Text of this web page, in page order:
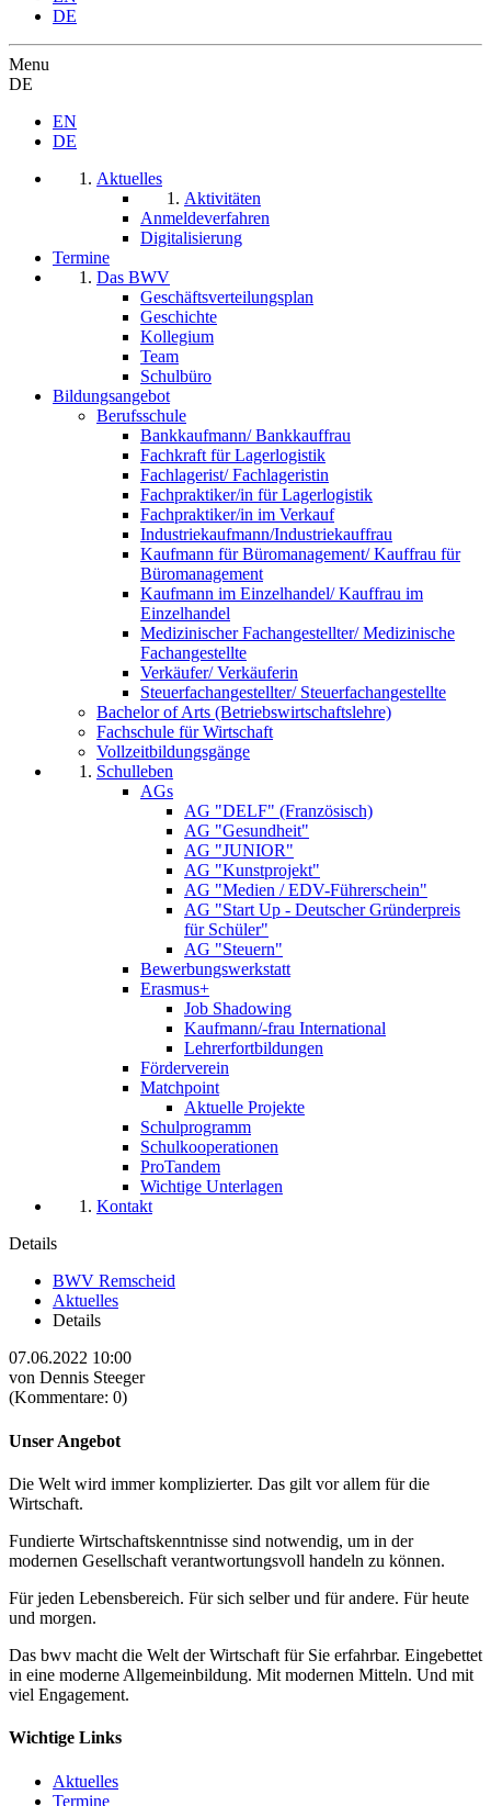
DE
Menu
DE
EN
DE
Aktuelles
Aktivitäten
Anmeldeverfahren
Digitalisierung
Termine
Das BWV
Geschäftsverteilungsplan
Geschichte
Kollegium
Team
Schulbüro
Bildungsangebot
Berufsschule
Bankkaufmann/ Bankkauffrau
Fachkraft für Lagerlogistik
Fachlagerist/ Fachlageristin
Fachpraktiker/in für Lagerlogistik
Fachpraktiker/in im Verkauf
Industriekaufmann/Industriekauffrau
Kaufmann für Büromanagement/ Kauffrau für
Büromanagement
Kaufmann im Einzelhandel/ Kauffrau im
Einzelhandel
Medizinischer Fachangestellter/ Medizinische
Fachangestellte
Verkäufer/ Verkäuferin
Steuerfachangestellter/ Steuerfachangestellte
Bachelor of Arts (Betriebswirtschaftslehre)
Fachschule für Wirtschaft
Vollzeitbildungsgänge
Schulleben
AGs
AG "DELF" (Französisch)
AG "Gesundheit"
AG "JUNIOR"
AG "Kunstprojekt"
AG "Medien / EDV-Führerschein"
AG "Start Up - Deutscher Gründerpreis
für Schüler"
AG "Steuern"
Bewerbungswerkstatt
Erasmus+
Job Shadowing
Kaufmann/-frau International
Lehrerfortbildungen
Förderverein
Matchpoint
Aktuelle Projekte
Schulprogramm
Schulkooperationen
ProTandem
Wichtige Unterlagen
Kontakt
Details
BWV Remscheid
Aktuelles
Details
07.06.2022 10:00
von Dennis Steeger
(Kommentare: 0)
Unser Angebot
Die Welt wird immer komplizierter. Das gilt vor allem für die
Wirtschaft.
Fundierte Wirtschaftskenntnisse sind notwendig, um in der
modernen Gesellschaft verantwortungsvoll handeln zu können.
Für jeden Lebensbereich. Für sich selber und für andere. Für heute
und morgen.
Das bwv macht die Welt der Wirtschaft für Sie erfahrbar. Eingebettet
in eine moderne Allgemeinbildung. Mit modernen Mitteln. Und mit
viel Engagement.
Wichtige Links
Aktuelles
Termine